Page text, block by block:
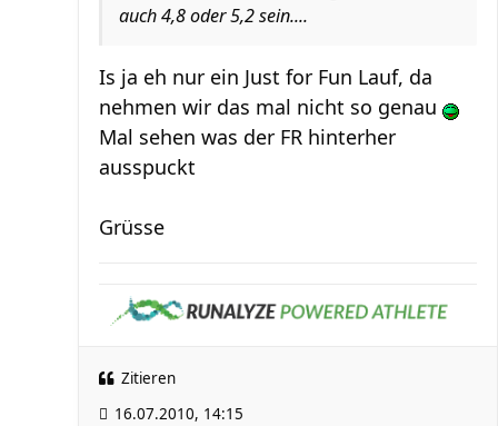
auch 4,8 oder 5,2 sein....
Is ja eh nur ein Just for Fun Lauf, da
nehmen wir das mal nicht so genau
Mal sehen was der FR hinterher
ausspuckt
Grüsse
Zitieren
16.07.2010, 14:15